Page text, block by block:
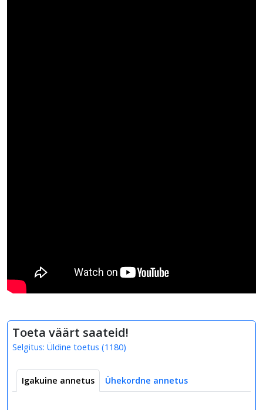
Toeta väärt saateid!
Selgitus: Üldine toetus (1180)
Igakuine annetus Ühekordne annetus